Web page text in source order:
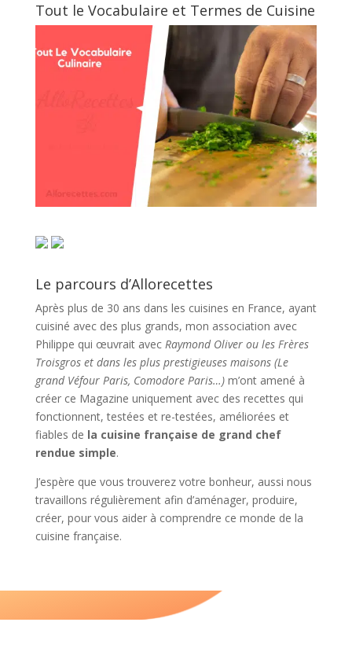
Tout le Vocabulaire et Termes de Cuisine
Le parcours d’Allorecettes
Après plus de 30 ans dans les cuisines en France, ayant
cuisiné avec des plus grands, mon association avec
Philippe qui œuvrait avec Raymond Oliver ou les Frères
Troisgros et dans les plus prestigieuses maisons (Le
grand Véfour Paris, Comodore Paris…)m’ont amené à
créer ce Magazine uniquement avec des recettes qui
fonctionnent, testées et re-testées, améliorées et
fiables de la cuisine française de grand chef
rendue simple.
J’espère que vous trouverez votre bonheur, aussi nous
travaillons régulièrement afin d’aménager, produire,
créer, pour vous aider à comprendre ce monde de la
cuisine française.